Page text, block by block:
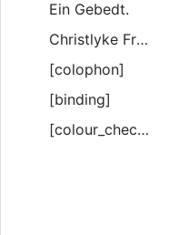
Ein Gebedt.
Christlyke Fragestücken ... Dorch D. Mart. Lutherum.
[colophon]
[binding]
[colour_checker]